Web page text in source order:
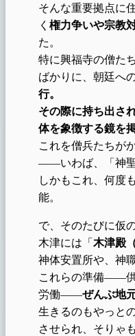
そんな重要拠点に
く 権力争いや宗教
た。
特に興福寺の僧た
ばかりに、朝廷へ
行。
その際に持ち出さ
体を象徴する鏡を
これを僧兵たちが
――いわば、「神聖
しかもこれ、何度
能。
で、そのたびに仮
木津には「木津殿
神体安置所や、神
これらの準備――
労働――ぜんぶ地
生きるのもやっと
させられ、そりゃ